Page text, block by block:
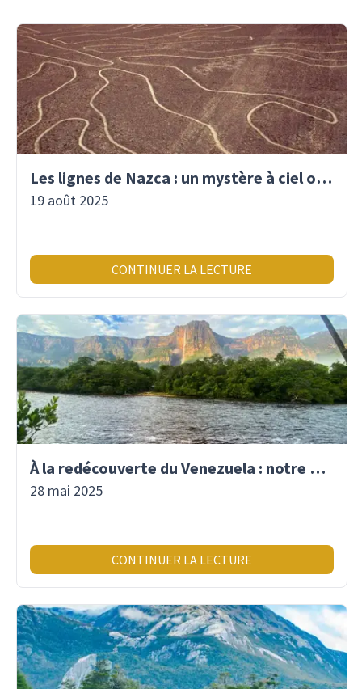
Les lignes de Nazca : un mystère à ciel ouvert
19 août 2025
CONTINUER LA LECTURE
À la redécouverte du Venezuela : notre premier voyage là-bas depuis 2017
28 mai 2025
CONTINUER LA LECTURE